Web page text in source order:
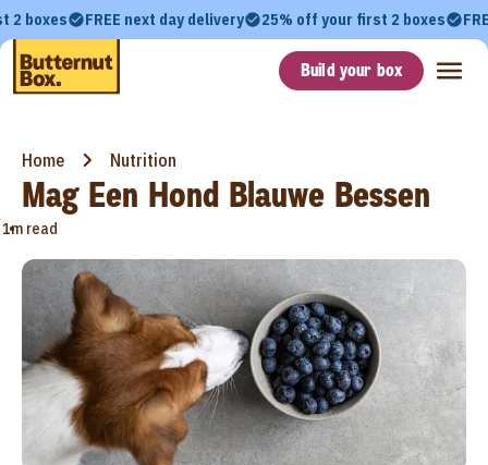
2 boxes FREE next day delivery 25% off your first 2 boxes
Build your box
Home Nutrition
Mag Een Hond Blauwe Bessen
•
1m read